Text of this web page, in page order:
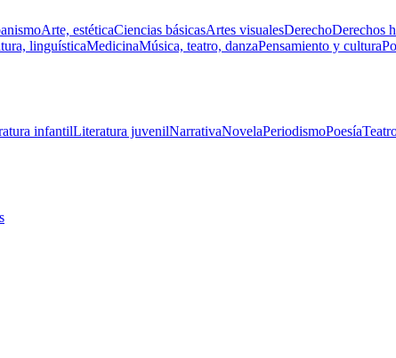
Arte, estéticaCiencias básicasArtes visualesDerechoDerechos
linguísticaMedicinaMúsica, teatro, danzaPensamiento y cultura
infantilLiteratura juvenilNarrativaNovelaPeriodismoPoesía